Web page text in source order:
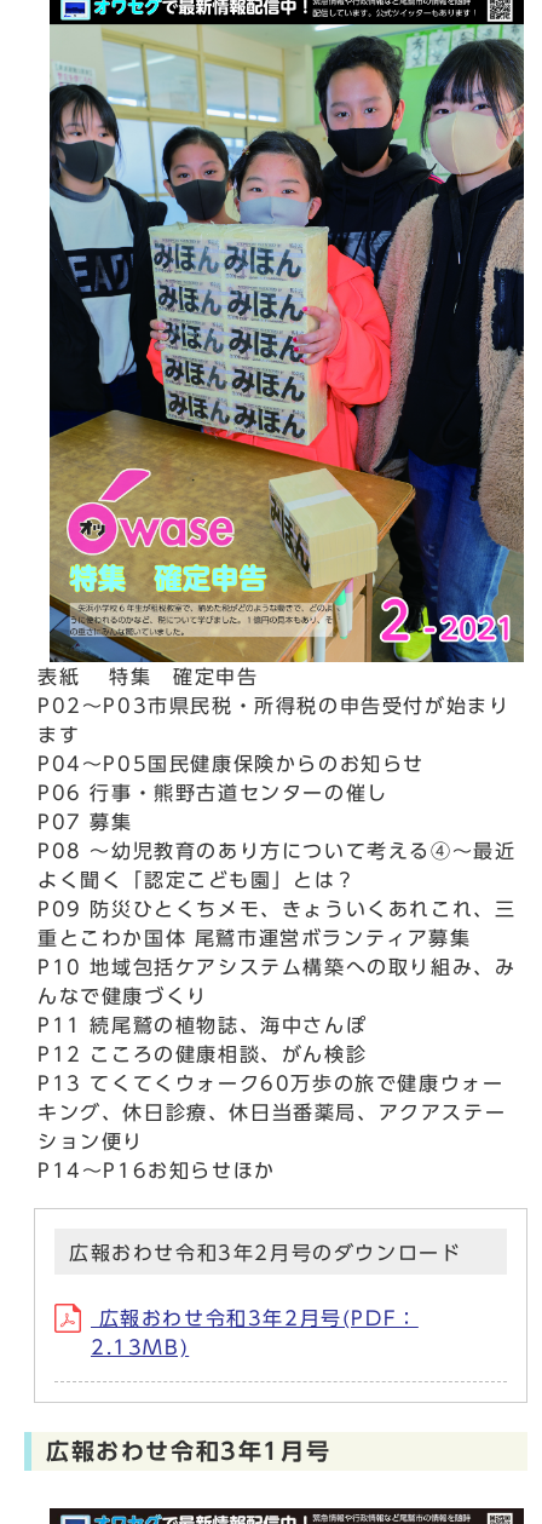
表紙 特集 確定申告
P02～P03市県民税・所得税の申告受付が始まり
ます
P04～P05国民健康保険からのお知らせ
P06 行事・熊野古道センターの催し
P07 募集
P08 ～幼児教育のあり方について考える④～最近
よく聞く「認定こども園」とは？
P09 防災ひとくちメモ、きょういくあれこれ、三
重とこわか国体 尾鷲市運営ボランティア募集
P10 地域包括ケアシステム構築への取り組み、み
んなで健康づくり
P11 続尾鷲の植物誌、海中さんぽ
P12 こころの健康相談、がん検診
P13 てくてくウォーク60万歩の旅で健康ウォー
キング、休日診療、休日当番薬局、アクアステー
ション便り
P14～P16お知らせほか
広報おわせ令和3年2月号のダウンロード
広報おわせ令和3年2月号(PDF：
2.13MB)
広報おわせ令和3年1月号